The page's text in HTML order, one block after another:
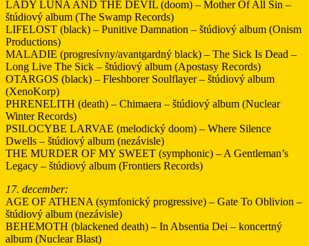
LADY LUNA AND THE DEVIL (doom) – Mother Of All Sin –
štúdiový album (The Swamp Records)
LIFELOST (black) – Punitive Damnation – štúdiový album (Onism
Productions)
MALADIE (progresívny/avantgardný black) – The Sick Is Dead –
Long Live The Sick – štúdiový album (Apostasy Records)
OTARGOS (black) – Fleshborer Soulflayer – štúdiový album
(XenoKorp)
PHRENELITH (death) – Chimaera – štúdiový album (Nuclear
Winter Records)
PSILOCYBE LARVAE (melodický doom) – Where Silence
Dwells – štúdiový album (nezávisle)
THE MURDER OF MY SWEET (symphonic) – A Gentleman’s
Legacy – štúdiový album (Frontiers Records)
17. december:
AGE OF ATHENA (symfonický progressive) – Gate To Oblivion –
štúdiový album (nezávisle)
BEHEMOTH (blackened death) – In Absentia Dei – koncertný
album (Nuclear Blast)